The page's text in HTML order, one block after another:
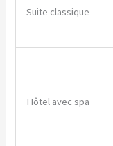
Suite classique
Hôtel avec spa